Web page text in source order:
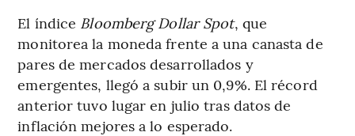
El índice Bloomberg Dollar Spot, que
monitorea la moneda frente a una canasta de
pares de mercados desarrollados y
emergentes, llegó a subir un 0,9%. El récord
anterior tuvo lugar en julio tras datos de
inflación mejores a lo esperado.